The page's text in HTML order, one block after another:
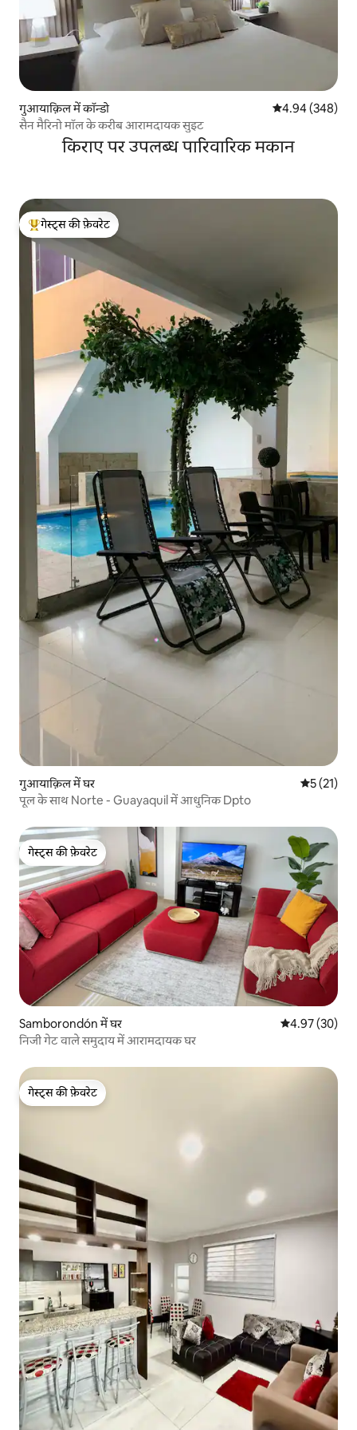
गुआयाक़िल में कॉन्डो औसत रेटिंग 5 में से
4.94 (348)
सैन मैरिनो मॉल के करीब आरामदायक सुइट
किराए पर उपलब्ध पारिवारिक मकान
गेस्ट्स का टॉप फ़ेवरेट
गेस्ट्स की फ़ेवरेट
गुआयाक़िल में घर औसत रेटिंग
5 (21)
पूल के साथ Norte - Guayaquil में आधुनिक Dpto
गेस्ट्स की फ़ेवरेट
गेस्ट्स की फ़ेवरेट
Samborondón में घर औसत रेटिंग 5 में
4.97 (30)
निजी गेट वाले समुदाय में आरामदायक घर
गेस्ट्स की फ़ेवरेट
गेस्ट्स की फ़ेवरेट